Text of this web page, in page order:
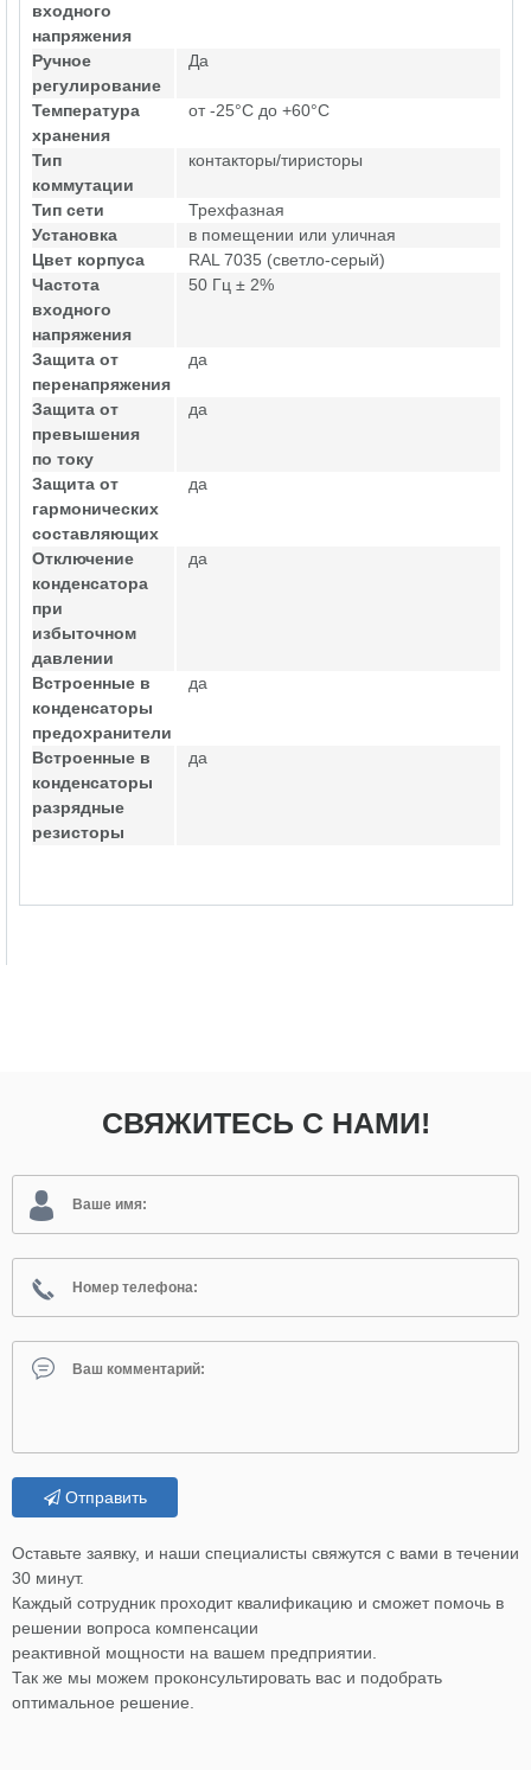
входного
напряжения
Ручное
регулирование
Да
Температура
хранения
от -25°C до +60°C
Тип
коммутации
контакторы/тиристоры
Тип сети
Трехфазная
Установка
в помещении или уличная
Цвет корпуса
RAL 7035 (светло-серый)
Частота
входного
напряжения
50 Гц ± 2%
Защита от
перенапряжения
да
Защита от
превышения
по току
да
Защита от
гармонических
составляющих
да
Отключение
конденсатора
при
избыточном
давлении
да
Встроенные в
конденсаторы
предохранители
да
Встроенные в
конденсаторы
разрядные
резисторы
да
СВЯЖИТЕСЬ С НАМИ!
Отправить
Оставьте заявку, и наши специалисты свяжутся с вами в течении
30 минут.
Каждый сотрудник проходит квалификацию и сможет помочь в
решении вопроса компенсации
реактивной мощности на вашем предприятии.
Так же мы можем проконсультировать вас и подобрать
оптимальное решение.